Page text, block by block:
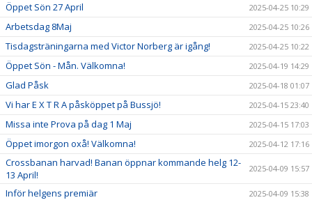
Öppet Sön 27 April 2025-04-25 10:29
Arbetsdag 8Maj 2025-04-25 10:26
Tisdagsträningarna med Victor Norberg är igång! 2025-04-25 10:22
Öppet Sön - Mån. Välkomna! 2025-04-19 14:29
Glad Påsk 2025-04-18 01:07
Vi har E X T R A påsköppet på Bussjö! 2025-04-15 23:40
Missa inte Prova på dag 1 Maj 2025-04-15 17:03
Öppet imorgon oxå! Välkomna! 2025-04-12 17:16
Crossbanan harvad! Banan öppnar kommande helg 12-
13 April!
2025-04-09 15:57
Inför helgens premiär 2025-04-09 15:38